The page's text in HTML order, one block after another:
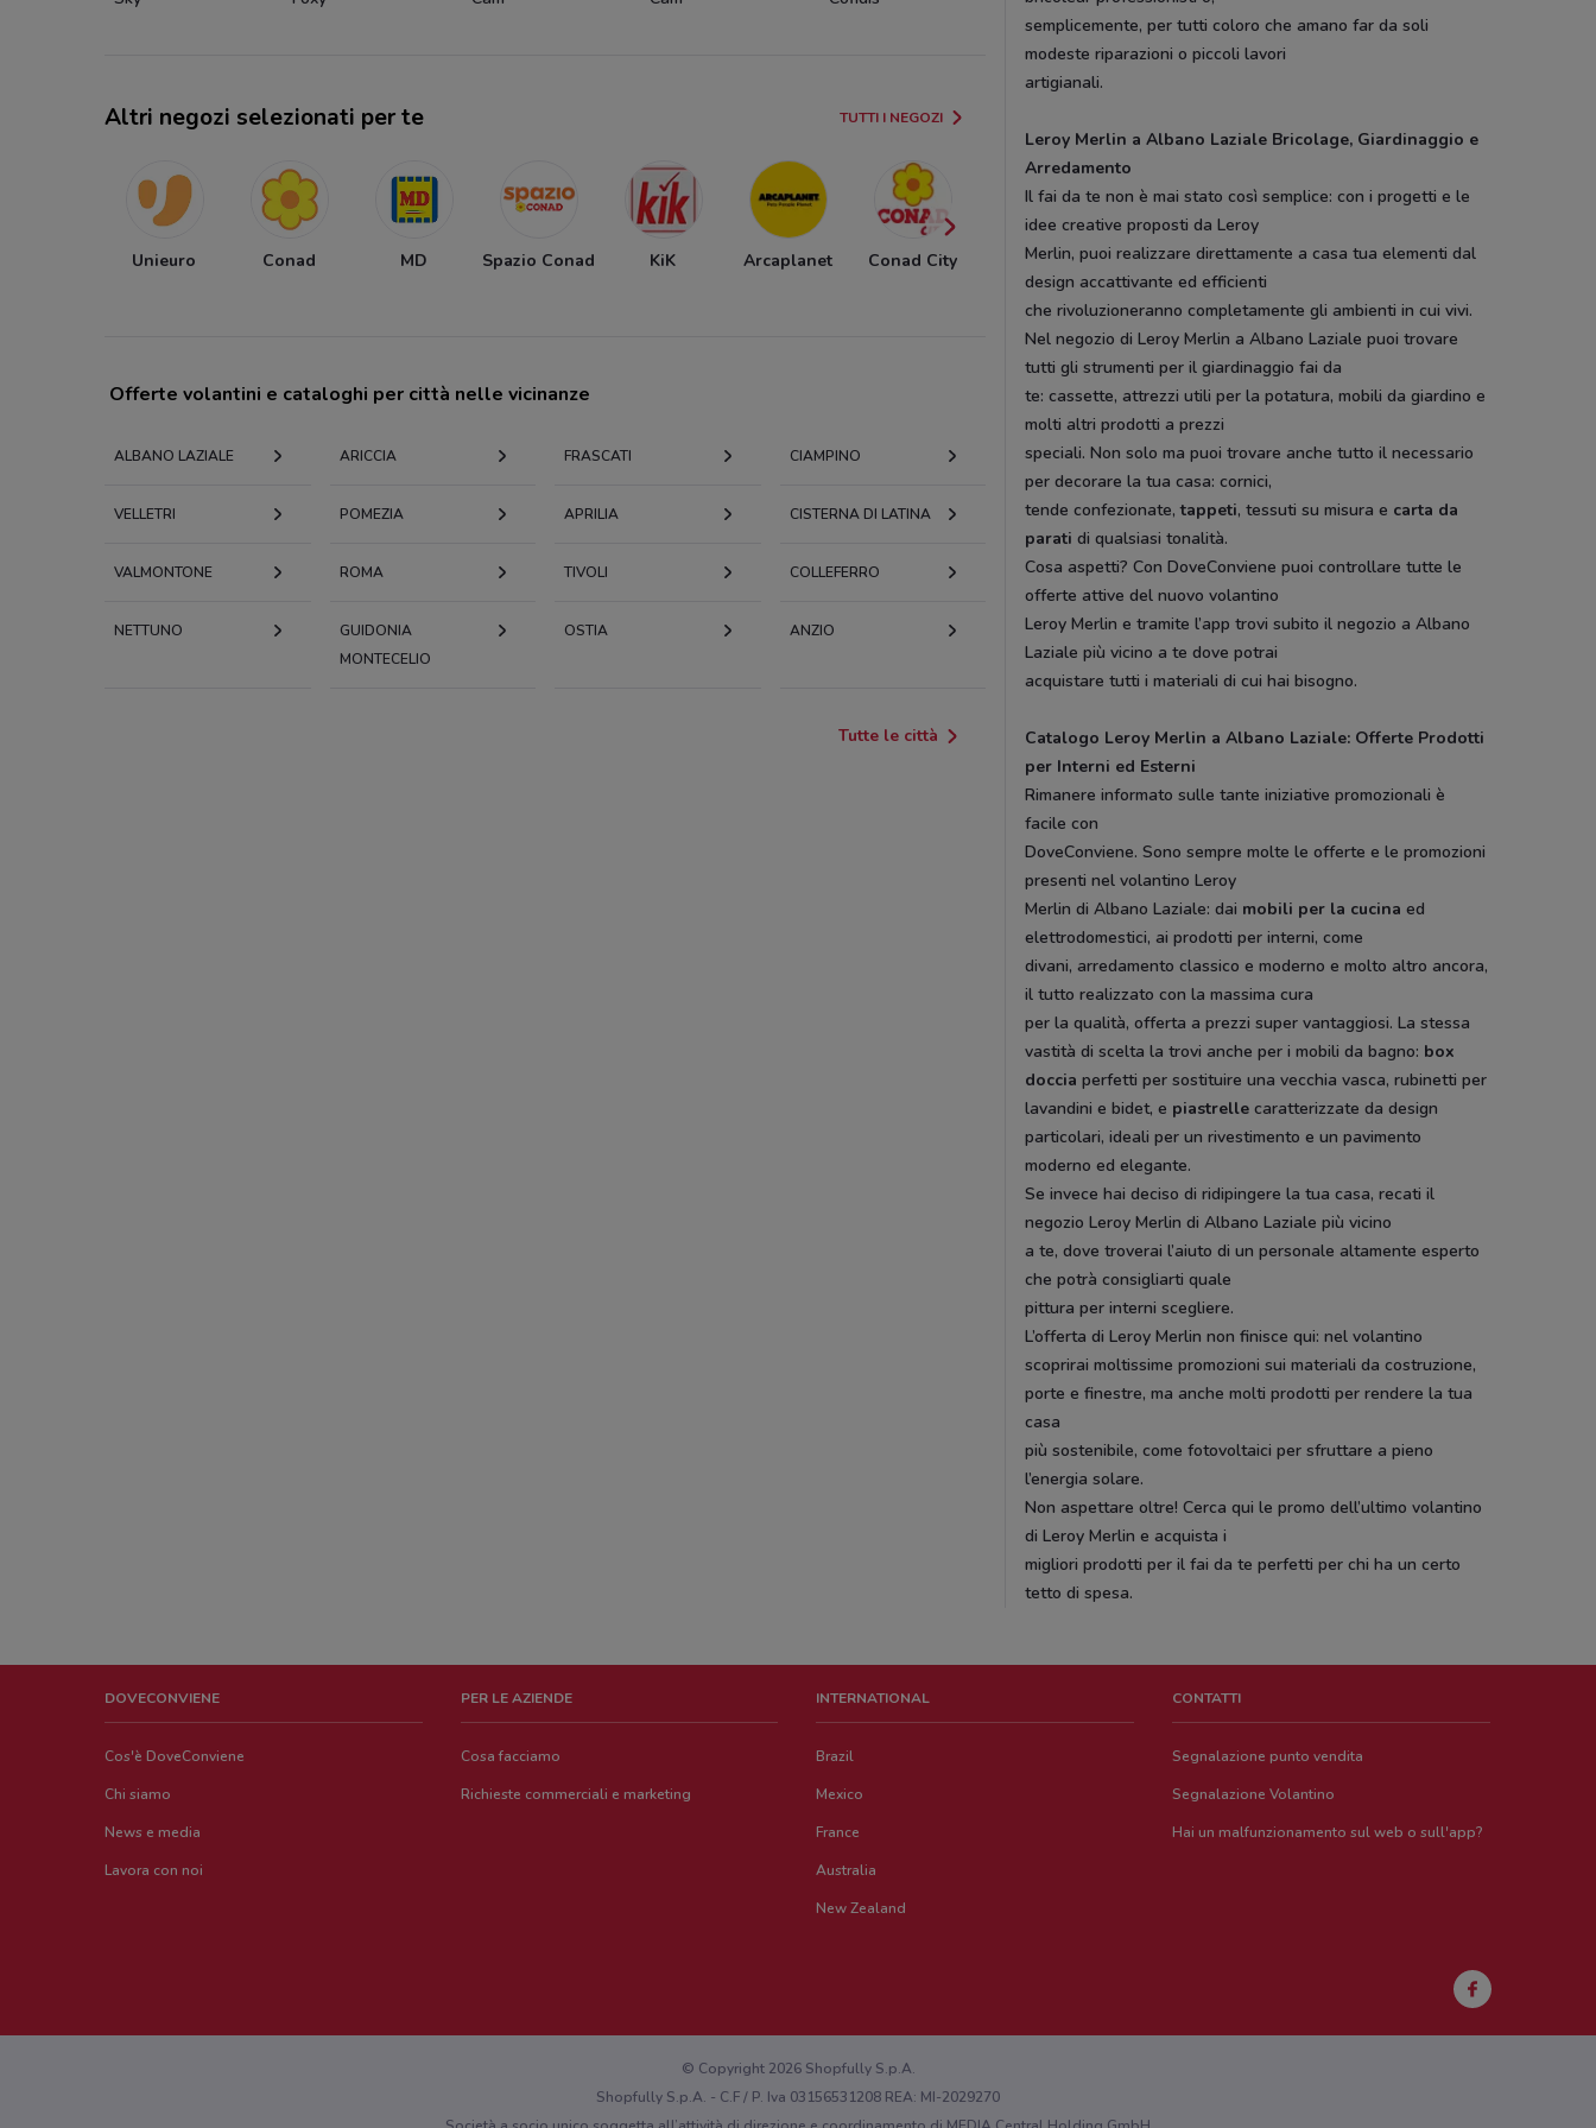
Altri negozi selezionati per te TUTTI I NEGOZI
Unieuro Conad MD Spazio Conad KiK Arcaplanet Conad City Euronics Panorama
Conad
Superstore
Bimbo Store
Offerte volantini e cataloghi per città nelle vicinanze
ALBANO LAZIALE ARICCIA FRASCATI CIAMPINO
VELLETRI POMEZIA APRILIA CISTERNA DI LATINA
VALMONTONE ROMA TIVOLI COLLEFERRO
NETTUNO
GUIDONIA
MONTECELIO
OSTIA ANZIO
Tutte le città
semplicemente, per tutti coloro che amano far da soli
modeste riparazioni o piccoli lavori
artigianali.
Leroy Merlin a Albano Laziale Bricolage, Giardinaggio e
Arredamento
Il fai da te non è mai stato così semplice: con i progetti e le
idee creative proposti da Leroy
Merlin, puoi realizzare direttamente a casa tua elementi dal
design accattivante ed efficienti
che rivoluzioneranno completamente gli ambienti in cui vivi.
Nel negozio di Leroy Merlin a Albano Laziale puoi trovare
tutti gli strumenti per il giardinaggio fai da
te: cassette, attrezzi utili per la potatura, mobili da giardino e
molti altri prodotti a prezzi
speciali. Non solo ma puoi trovare anche tutto il necessario
per decorare la tua casa: cornici,
tende confezionate,tappeti, tessuti su misura e carta da
parati di qualsiasi tonalità.
Cosa aspetti? Con DoveConviene puoi controllare tutte le
offerte attive del nuovo volantino
Leroy Merlin e tramite l’app trovi subito il negozio a Albano
Laziale più vicino a te dove potrai
acquistare tutti i materiali di cui hai bisogno.
Catalogo Leroy Merlin a Albano Laziale: Offerte Prodotti
per Interni ed Esterni
Rimanere informato sulle tante iniziative promozionali è
facile con
DoveConviene. Sono sempre molte le offerte e le promozioni
presenti nel volantino Leroy
Merlin di Albano Laziale: dai mobili per la cucina ed
elettrodomestici, ai prodotti per interni, come
divani, arredamento classico e moderno e molto altro ancora,
il tutto realizzato con la massima cura
per la qualità, offerta a prezzi super vantaggiosi. La stessa
vastità di scelta la trovi anche per i mobili da bagno: box
doccia perfetti per sostituire una vecchia vasca, rubinetti per
lavandini e bidet, e piastrelle caratterizzate da design
particolari, ideali per un rivestimento e un pavimento
moderno ed elegante.
Se invece hai deciso di ridipingere la tua casa, recati il
negozio Leroy Merlin di Albano Laziale più vicino
a te, dove troverai l’aiuto di un personale altamente esperto
che potrà consigliarti quale
pittura per interni scegliere.
L’offerta di Leroy Merlin non finisce qui: nel volantino
scoprirai moltissime promozioni sui materiali da costruzione,
porte e finestre, ma anche molti prodotti per rendere la tua
casa
più sostenibile, come fotovoltaici per sfruttare a pieno
l’energia solare.
Non aspettare oltre! Cerca qui le promo dell’ultimo volantino
di Leroy Merlin e acquista i
migliori prodotti per il fai da te perfetti per chi ha un certo
tetto di spesa.
DOVECONVIENE
Cos'è DoveConviene
Chi siamo
News e media
Lavora con noi
PER LE AZIENDE
Cosa facciamo
Richieste commerciali e marketing
INTERNATIONAL
Brazil
Mexico
France
Australia
New Zealand
CONTATTI
Segnalazione punto vendita
Segnalazione Volantino
Hai un malfunzionamento sul web o sull'app?
© Copyright 2026 Shopfully S.p.A.
Shopfully S.p.A. - C.F / P. Iva 03156531208 REA: MI-2029270